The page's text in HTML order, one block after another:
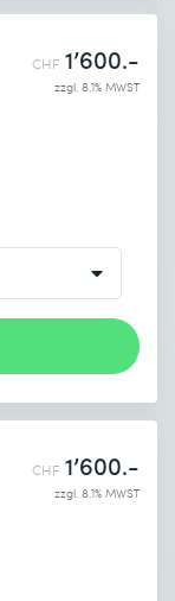
CHF 1’600.-
zzgl. 8.1% MWST
CHF 1’600.-
zzgl. 8.1% MWST